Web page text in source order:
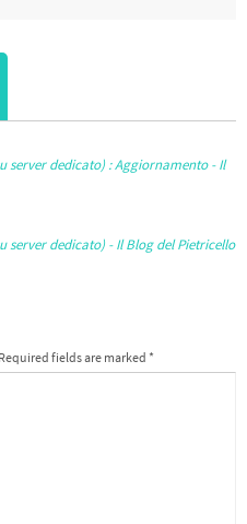
server dedicato) : Aggiornamento - Il
server dedicato) - Il Blog del Pietricello
Required fields are marked *